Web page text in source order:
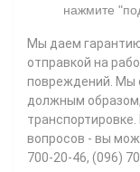
нажмите
Мы даем
отправкой на
повреждений. Мы
должным
вопросов - вы
700-20-46, (096)